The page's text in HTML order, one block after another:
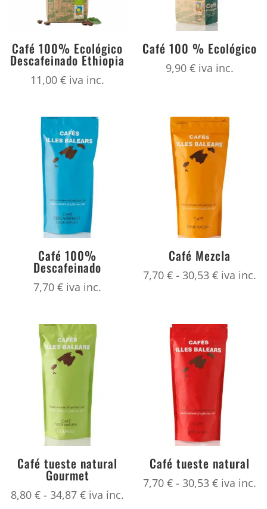
Café 100% Ecológico
Descafeinado Ethiopia
11,00€ iva inc.
Café 100 % Ecológico
9,90 € iva inc.
Café 100%
Descafeinado
7,70€ iva inc.
Café Mezcla
7,70 € - 30,53 €Rango
desde
7,70 €
hasta
30,53 €
iva inc.
Café tueste natural
Gourmet
8,80€ - 34,87€Rango
iva inc.
Café tueste natural
7,70 € - 30,53 €Rango
iva inc.